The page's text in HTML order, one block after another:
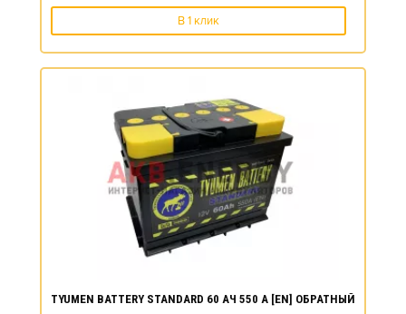
В 1 клик
TYUMEN BATTERY STANDARD 60 АЧ 550 А [EN] ОБРАТНЫЙ